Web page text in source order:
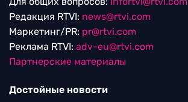
Редакция RTVI: news@rtvi.com
Маркетинг/PR: pr@rtvi.com
Реклама RTVI: adv-eu@rtvi.com
Партнерские материалы
Достойные новости